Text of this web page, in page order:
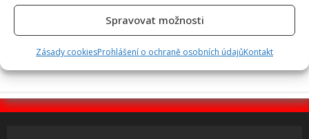
Spravovat možnosti
Zásady cookiesProhlášení o ochraně osobních údajůKontakt
Eva Jeníčková oslavila 62. narozeniny: Místo radosti však
oplakává smrt milovaného tatínka